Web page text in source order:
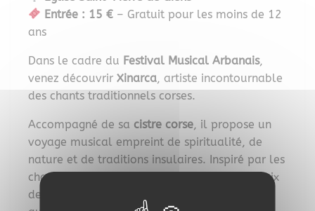
Entrée : 15 €– Gratuit pour les moins de 12
ans
Dans le cadre du Festival Musical Arbanais,
venez découvrir Xinarca, artiste incontournable
des chants traditionnels corses.
Accompagné de sa cistre corse, il propose un
voyage musical empreint de spiritualité, de
nature et de traditions insulaires. Inspiré par les
chants sacrés, les montagnes corses et les voix
des anciens bergers, Xinarca offre un concert